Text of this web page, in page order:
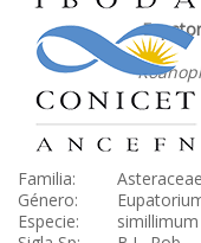
Familia:
Asteraceae
Género:
Especie:
simillimum